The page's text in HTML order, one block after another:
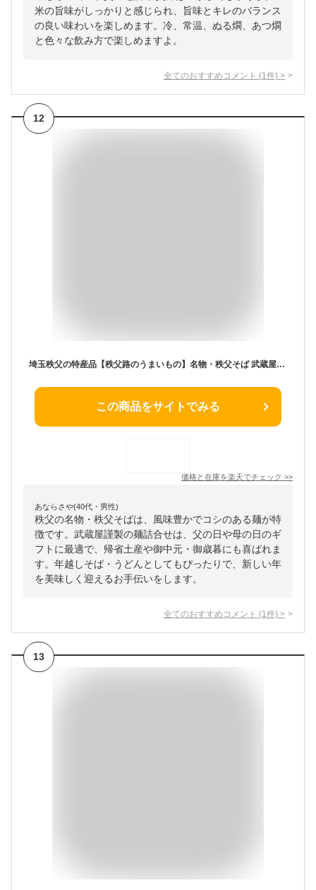
米の旨味がしっかりと感じられ、旨味とキレのバランス
の良い味わいを楽しめます。冷、常温、ぬる燗、あつ燗
と色々な飲み方で楽しめますよ。
全てのおすすめコメント (1 件) >
12
埼玉秩父の特産品【秩父路のうまいもの】名物・秩父そば 武蔵屋謹製 武蔵屋麺詰合せ MS-10 父の日ギフト 母の日ギフト おすすめギフト 御中元 御歳暮 秩父 帰省土産【秩父物産】年越しそば 年越しうどん【冷蔵クール便同梱可】
この商品をサイトでみる
価格と在庫を楽天でチェック >>
あならさや(40代・男性)
秩父の名物・秩父そばは、風味豊かでコシのある麺が特
徴です。武蔵屋謹製の麺詰合せは、父の日や母の日のギ
フトに最適で、帰省土産や御中元・御歳暮にも喜ばれま
す。年越しそば・うどんとしてもぴったりで、新しい年
を美味しく迎えるお手伝いをします。
全てのおすすめコメント (1 件) >
13